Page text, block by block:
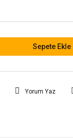
Sepete Ekle
Yorum Yaz